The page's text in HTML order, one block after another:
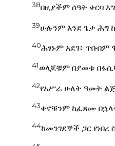
38በዚያችም ሰዓት ቀርባ
39ሁሉንም እንደ ጌታ ሕግ
40ሕፃኑም አደገ፥ ጥበብም
41ወላጆቹም በያመቱ
42የአሥራ ሁለት ዓመት
43ቀኖቹንም ከፈጸሙ
44ከመንገደኞች ጋር